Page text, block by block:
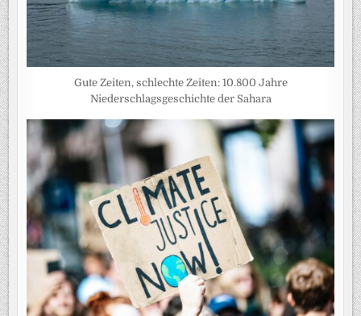
Gute Zeiten, schlechte Zeiten: 10.800 Jahre
Niederschlagsgeschichte der Sahara